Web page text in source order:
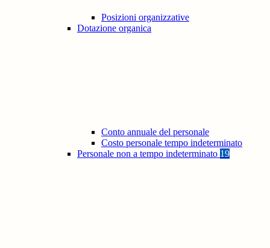
Posizioni organizzative
Dotazione organica
Conto annuale del personale
Costo personale tempo indeterminato
Personale non a tempo indeterminato 19